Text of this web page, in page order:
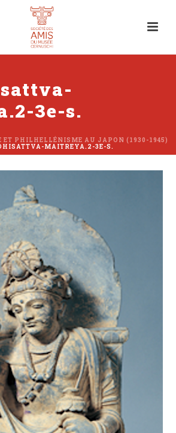
3e-s.
ET PHILHELLÉNISME AU JAPON (1930-1945)
MAITREYA.2-3E-S.